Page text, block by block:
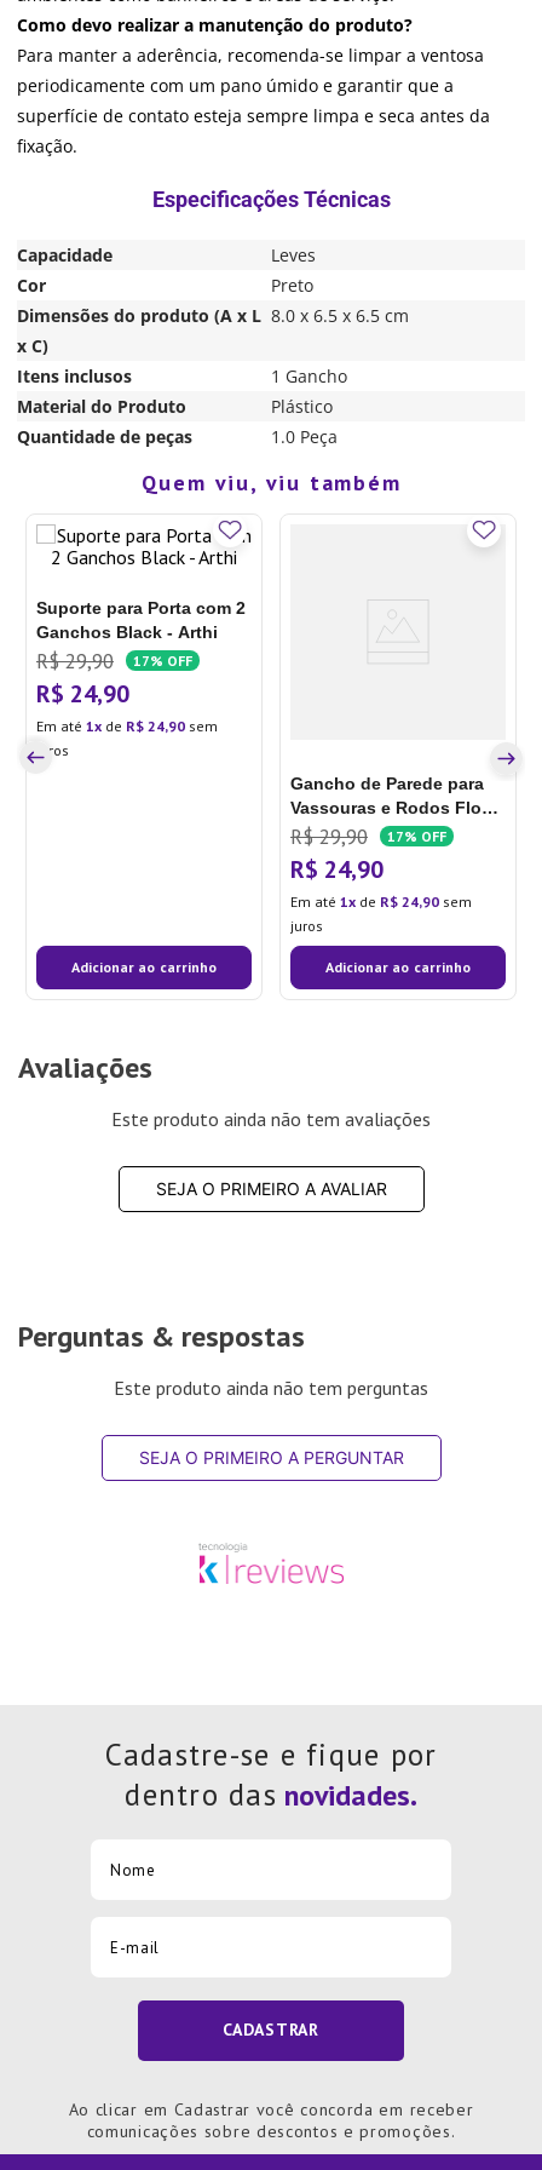
Como devo realizar a manutenção do produto?
Para manter a aderência, recomenda-se limpar a ventosa
periodicamente com um pano úmido e garantir que a
superfície de contato esteja sempre limpa e seca antes da
fixação.
Capacidade
Leves
Cor
Preto
Dimensões do produto (A x L
x C)
8.0 x 6.5 x 6.5 cm
Itens inclusos
1 Gancho
Material do Produto
Plástico
Quantidade de peças
1.0 Peça
Quem viu, viu também
Suporte para Porta com 2
Ganchos Black - Arthi
R$ 29,90 17% OFF
R$ 24,90
Em até 1 de R$ 24,90 sem
juros
Adicionar ao carrinho
Gancho de Parede para
Vassouras e Rodos Flow
Bege - Ou
R$ 29,90 17% OFF
R$ 24,90
Em até 1 de R$ 24,90 sem
juros
Adicionar ao carrinho
Avaliações
Este produto ainda não tem avaliações
SEJA O PRIMEIRO A AVALIAR
Perguntas & respostas
Este produto ainda não tem perguntas
SEJA O PRIMEIRO A PERGUNTAR
Cadastre-se e fique por
dentro das
CADASTRAR
Ao clicar em Cadastrar você concorda em receber
comunicações sobre descontos e promoções.